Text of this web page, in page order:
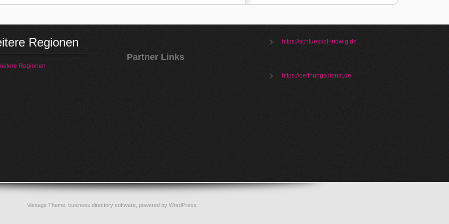
Regionen
Regionen
Partner Links
https://schluessel-ludwig.de
https://oeffnungsdienst.de
Vantage Theme, business directory software, powered by WordPress